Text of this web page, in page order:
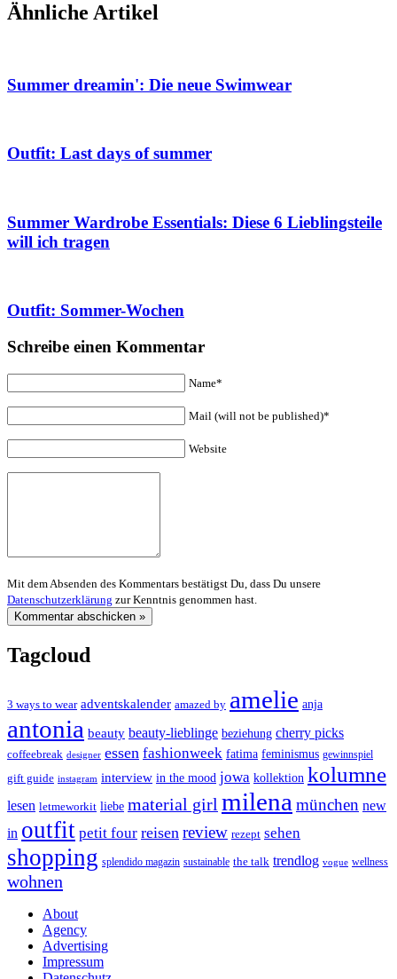
Ähnliche Artikel
Summer dreamin': Die neue Swimwear
Outfit: Last days of summer
Summer Wardrobe Essentials: Diese 6 Lieblingsteile
will ich tragen
Outfit: Sommer-Wochen
Schreibe einen Kommentar
Name*
Mail (will not be published)*
Website
Mit dem Absenden des Kommentars bestätigst Du, dass Du unsere
Datenschutzerklärung zur Kenntnis genommen hast.
Tagcloud
3 ways to wear adventskalender amazed by amelie anja
antonia beauty beauty-lieblinge beziehung cherry picks
coffeebreak designer essen fashionweek fatima feminismus gewinnspiel
gift guide instagram interview in the mood jowa kollektion kolumne
lesen letmeworkit liebe material girl milena münchen new
in outfit petit four reisen review rezept sehen
shopping splendido magazin sustainable the talk trendlog vogue wellness
wohnen
About
Agency
Advertising
Impressum